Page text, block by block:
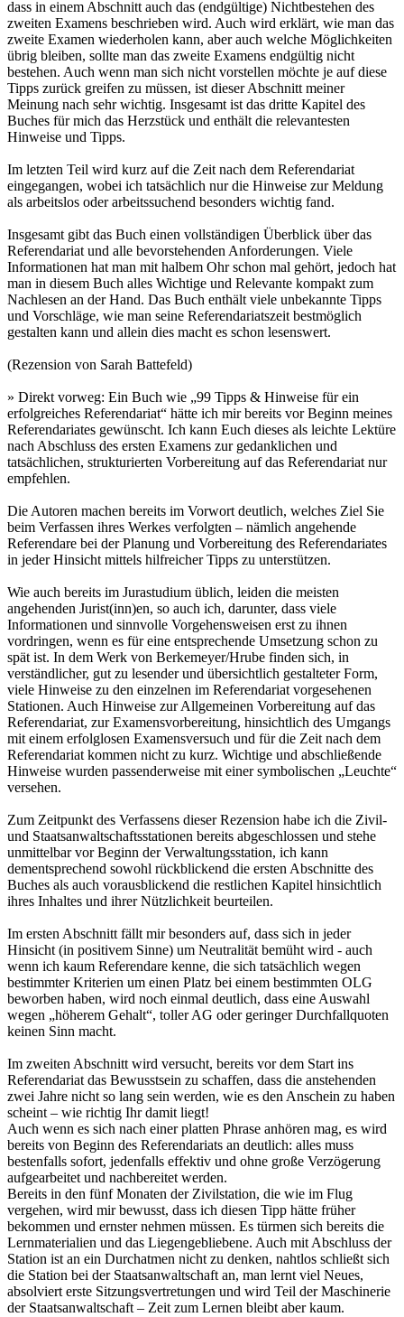
dass in einem Abschnitt auch das (endgültige) Nichtbestehen des
zweiten Examens beschrieben wird. Auch wird erklärt, wie man das
zweite Examen wiederholen kann, aber auch welche Möglichkeiten
übrig bleiben, sollte man das zweite Examens endgültig nicht
bestehen. Auch wenn man sich nicht vorstellen möchte je auf diese
Tipps zurück greifen zu müssen, ist dieser Abschnitt meiner
Meinung nach sehr wichtig. Insgesamt ist das dritte Kapitel des
Buches für mich das Herzstück und enthält die relevantesten
Hinweise und Tipps.
Im letzten Teil wird kurz auf die Zeit nach dem Referendariat
eingegangen, wobei ich tatsächlich nur die Hinweise zur Meldung
als arbeitslos oder arbeitssuchend besonders wichtig fand.
Insgesamt gibt das Buch einen vollständigen Überblick über das
Referendariat und alle bevorstehenden Anforderungen. Viele
Informationen hat man mit halbem Ohr schon mal gehört, jedoch hat
man in diesem Buch alles Wichtige und Relevante kompakt zum
Nachlesen an der Hand. Das Buch enthält viele unbekannte Tipps
und Vorschläge, wie man seine Referendariatszeit bestmöglich
gestalten kann und allein dies macht es schon lesenswert.
(Rezension von Sarah Battefeld)
» Direkt vorweg: Ein Buch wie „99 Tipps & Hinweise für ein
erfolgreiches Referendariat“ hätte ich mir bereits vor Beginn meines
Referendariates gewünscht. Ich kann Euch dieses als leichte Lektüre
nach Abschluss des ersten Examens zur gedanklichen und
tatsächlichen, strukturierten Vorbereitung auf das Referendariat nur
empfehlen.
Die Autoren machen bereits im Vorwort deutlich, welches Ziel Sie
beim Verfassen ihres Werkes verfolgten – nämlich angehende
Referendare bei der Planung und Vorbereitung des Referendariates
in jeder Hinsicht mittels hilfreicher Tipps zu unterstützen.
Wie auch bereits im Jurastudium üblich, leiden die meisten
angehenden Jurist(inn)en, so auch ich, darunter, dass viele
Informationen und sinnvolle Vorgehensweisen erst zu ihnen
vordringen, wenn es für eine entsprechende Umsetzung schon zu
spät ist. In dem Werk von Berkemeyer/Hrube finden sich, in
verständlicher, gut zu lesender und übersichtlich gestalteter Form,
viele Hinweise zu den einzelnen im Referendariat vorgesehenen
Stationen. Auch Hinweise zur Allgemeinen Vorbereitung auf das
Referendariat, zur Examensvorbereitung, hinsichtlich des Umgangs
mit einem erfolglosen Examensversuch und für die Zeit nach dem
Referendariat kommen nicht zu kurz. Wichtige und abschließende
Hinweise wurden passenderweise mit einer symbolischen „Leuchte“
versehen.
Zum Zeitpunkt des Verfassens dieser Rezension habe ich die Zivil-
und Staatsanwaltschaftsstationen bereits abgeschlossen und stehe
unmittelbar vor Beginn der Verwaltungsstation, ich kann
dementsprechend sowohl rückblickend die ersten Abschnitte des
Buches als auch vorausblickend die restlichen Kapitel hinsichtlich
ihres Inhaltes und ihrer Nützlichkeit beurteilen.
Im ersten Abschnitt fällt mir besonders auf, dass sich in jeder
Hinsicht (in positivem Sinne) um Neutralität bemüht wird - auch
wenn ich kaum Referendare kenne, die sich tatsächlich wegen
bestimmter Kriterien um einen Platz bei einem bestimmten OLG
beworben haben, wird noch einmal deutlich, dass eine Auswahl
wegen „höherem Gehalt“, toller AG oder geringer Durchfallquoten
keinen Sinn macht.
Im zweiten Abschnitt wird versucht, bereits vor dem Start ins
Referendariat das Bewusstsein zu schaffen, dass die anstehenden
zwei Jahre nicht so lang sein werden, wie es den Anschein zu haben
scheint – wie richtig Ihr damit liegt!
Auch wenn es sich nach einer platten Phrase anhören mag, es wird
bereits von Beginn des Referendariats an deutlich: alles muss
bestenfalls sofort, jedenfalls effektiv und ohne große Verzögerung
aufgearbeitet und nachbereitet werden.
Bereits in den fünf Monaten der Zivilstation, die wie im Flug
vergehen, wird mir bewusst, dass ich diesen Tipp hätte früher
bekommen und ernster nehmen müssen. Es türmen sich bereits die
Lernmaterialien und das Liegengebliebene. Auch mit Abschluss der
Station ist an ein Durchatmen nicht zu denken, nahtlos schließt sich
die Station bei der Staatsanwaltschaft an, man lernt viel Neues,
absolviert erste Sitzungsvertretungen und wird Teil der Maschinerie
der Staatsanwaltschaft – Zeit zum Lernen bleibt aber kaum.